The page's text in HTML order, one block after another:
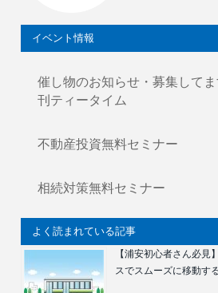
イベント情報
催し物のお知らせ・募集して
刊ティータイム
不動産投資無料セミナー
相続対策無料セミナー
よく読まれている記事
【浦安初心者さん必
スでスムーズに移動す